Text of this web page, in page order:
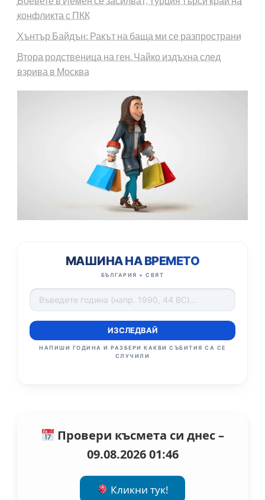
конфликта с ПКК
Хънтър Байдън: Ракът на баща ми се разпространи
Втора родственица на ген. Чайко издъхна след
взрива в Москва
МАШИНА НА ВРЕМЕТО
БЪЛГАРИЯ + СВЯТ
ИЗСЛЕДВАЙ
НАПИШИ ГОДИНА И РАЗБЕРИ КАКВИ СЪБИТИЯ СА СЕ
СЛУЧИЛИ
Провери късмета си днес –
09.08.2026 01:46
Кликни тук!